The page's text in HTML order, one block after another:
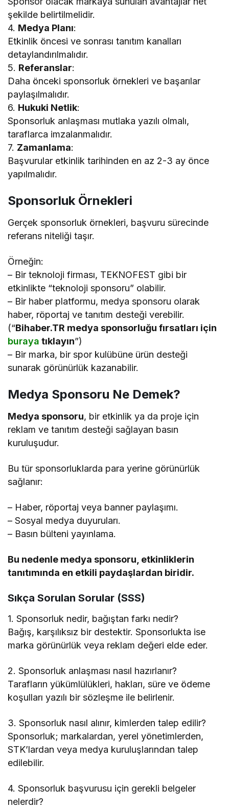
şekilde belirtilmelidir.
4. Medya Planı:
Etkinlik öncesi ve sonrası tanıtım kanalları
detaylandırılmalıdır.
5. Referanslar:
Daha önceki sponsorluk örnekleri ve başarılar
paylaşılmalıdır.
6. Hukuki Netlik:
Sponsorluk anlaşması mutlaka yazılı olmalı,
taraflarca imzalanmalıdır.
7. Zamanlama:
Başvurular etkinlik tarihinden en az 2-3 ay önce
yapılmalıdır.
Sponsorluk Örnekleri
Gerçek sponsorluk örnekleri, başvuru sürecinde
referans niteliği taşır.
Örneğin:
– Bir teknoloji firması, TEKNOFEST gibi bir
etkinlikte “teknoloji sponsoru” olabilir.
– Bir haber platformu, medya sponsoru olarak
haber, röportaj ve tanıtım desteği verebilir.
(“Bihaber.TR medya sponsorluğu fırsatları için
buraya tıklayın”)
– Bir marka, bir spor kulübüne ürün desteği
sunarak görünürlük kazanabilir.
Medya Sponsoru Ne Demek?
Medya sponsoru, bir etkinlik ya da proje için
reklam ve tanıtım desteği sağlayan basın
kuruluşudur.
Bu tür sponsorluklarda para yerine görünürlük
sağlanır:
– Haber, röportaj veya banner paylaşımı.
– Sosyal medya duyuruları.
– Basın bülteni yayınlama.
Bu nedenle medya sponsoru, etkinliklerin
tanıtımında en etkili paydaşlardan biridir.
Sıkça Sorulan Sorular (SSS)
1. Sponsorluk nedir, bağıştan farkı nedir?
Bağış, karşılıksız bir destektir. Sponsorlukta ise
marka görünürlük veya reklam değeri elde eder.
2. Sponsorluk anlaşması nasıl hazırlanır?
Tarafların yükümlülükleri, hakları, süre ve ödeme
koşulları yazılı bir sözleşme ile belirlenir.
3. Sponsorluk nasıl alınır, kimlerden talep edilir?
Sponsorluk; markalardan, yerel yönetimlerden,
STK’lardan veya medya kuruluşlarından talep
edilebilir.
4. Sponsorluk başvurusu için gerekli belgeler
nelerdir?